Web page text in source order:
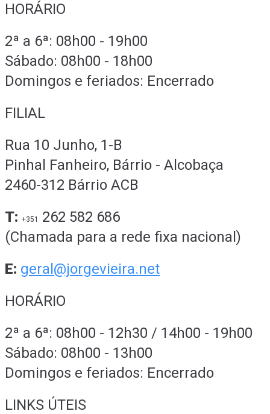
HORÁRIO
2ª a 6ª: 08h00 - 19h00
Sábado: 08h00 - 18h00
Domingos e feriados: Encerrado
FILIAL
Rua 10 Junho, 1-B
Pinhal Fanheiro, Bárrio - Alcobaça
2460-312 Bárrio ACB
T: +351
262 582 686
(Chamada para a rede fixa nacional)
E: geral@jorgevieira.net
HORÁRIO
2ª a 6ª: 08h00 - 12h30 / 14h00 - 19h00
Sábado: 08h00 - 13h00
Domingos e feriados: Encerrado
LINKS ÚTEIS